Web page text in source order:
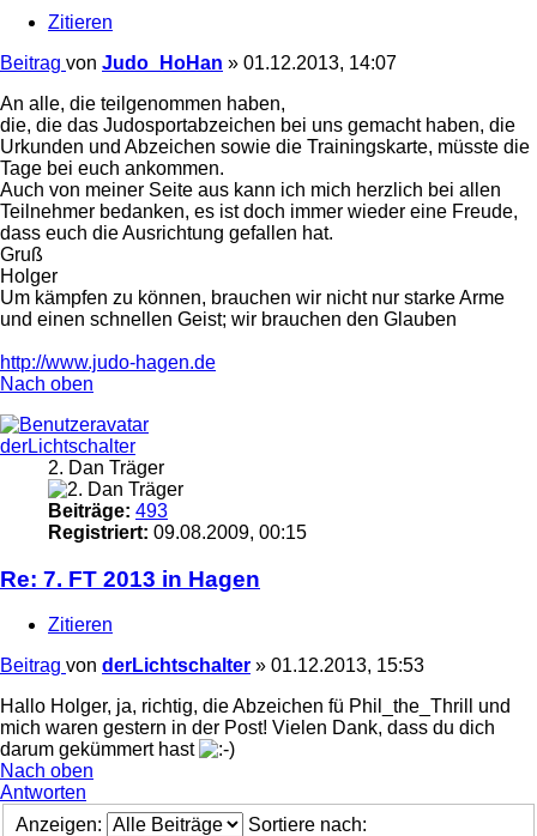
Zitieren
Beitrag von Judo_HoHan » 01.12.2013, 14:07
An alle, die teilgenommen haben,
die, die das Judosportabzeichen bei uns gemacht haben, die
Urkunden und Abzeichen sowie die Trainingskarte, müsste die
Tage bei euch ankommen.
Auch von meiner Seite aus kann ich mich herzlich bei allen
Teilnehmer bedanken, es ist doch immer wieder eine Freude,
dass euch die Ausrichtung gefallen hat.
Gruß
Holger
Um kämpfen zu können, brauchen wir nicht nur starke Arme
und einen schnellen Geist; wir brauchen den Glauben
http://www.judo-hagen.de
Nach oben
derLichtschalter
2. Dan Träger
Beiträge: 493
Registriert: 09.08.2009, 00:15
Re: 7. FT 2013 in Hagen
Zitieren
Beitrag von derLichtschalter » 01.12.2013, 15:53
Hallo Holger, ja, richtig, die Abzeichen fü Phil_the_Thrill und
mich waren gestern in der Post! Vielen Dank, dass du dich
darum gekümmert hast
Nach oben
Antworten
Anzeigen:
Sortiere nach: